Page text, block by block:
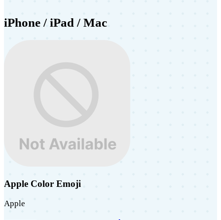
iPhone / iPad / Mac
Apple Color Emoji
Apple